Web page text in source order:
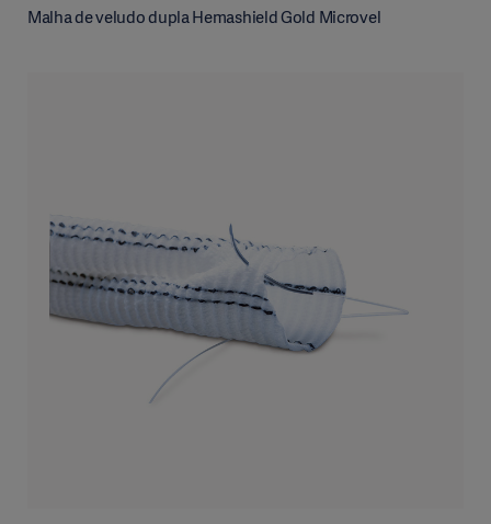
Malha de veludo dupla Hemashield Gold Microvel